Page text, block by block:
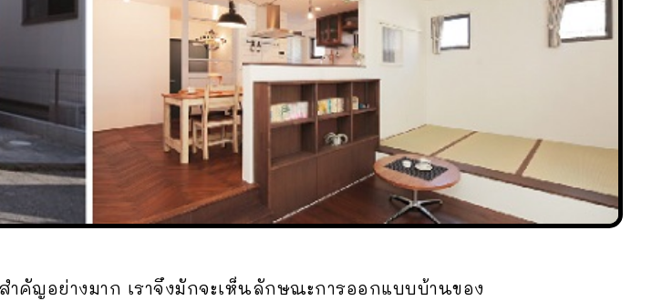
คัญอย่างมาก เราจึงมักจะเห็นลักษณะการออกแบบบ้านของ